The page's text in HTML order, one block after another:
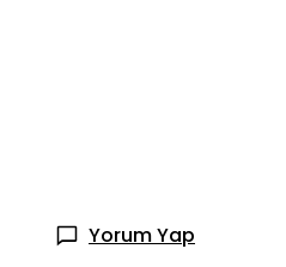
Yorum Yap